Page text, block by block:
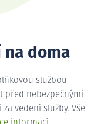
na doma
službou
před nebezpečnými
vedení služby. Vše